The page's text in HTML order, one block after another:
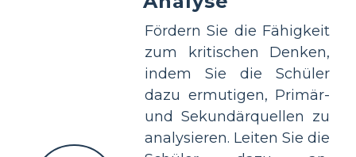
Fördern Sie die Fähigkeit
zum kritischen Denken,
indem Sie die Schüler
dazu ermutigen, Primär-
und Sekundärquellen zu
analysieren. Leiten Sie die